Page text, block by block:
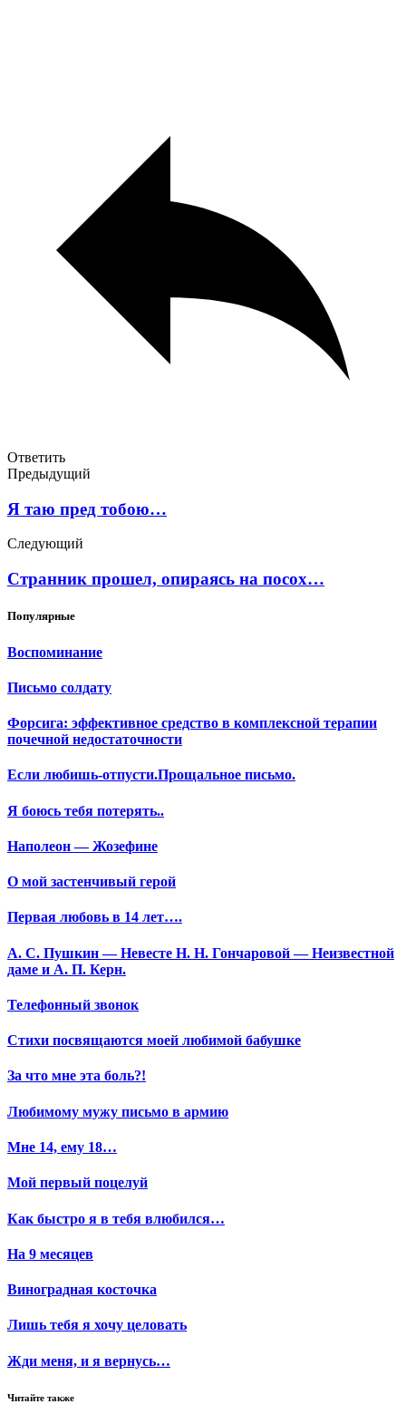
Ответить
Предыдущий
Я таю пред тобою…
Следующий
Странник прошел, опираясь на посох…
Популярные
Воспоминание
Письмо солдату
Форсига: эффективное средство в комплексной терапии
почечной недостаточности
Если любишь-отпусти.Прощальное письмо.
Я боюсь тебя потерять..
Наполеон — Жозефине
О мой застенчивый герой
Первая любовь в 14 лет….
А. С. Пушкин — Невесте Н. Н. Гончаровой — Неизвестной
даме и А. П. Керн.
Телефонный звонок
Стихи посвящаются моей любимой бабушке
За что мне эта боль?!
Любимому мужу письмо в армию
Мне 14, ему 18…
Мой первый поцелуй
Как быстро я в тебя влюбился…
На 9 месяцев
Виноградная косточка
Лишь тебя я хочу целовать
Жди меня, и я вернусь…
Читайте также